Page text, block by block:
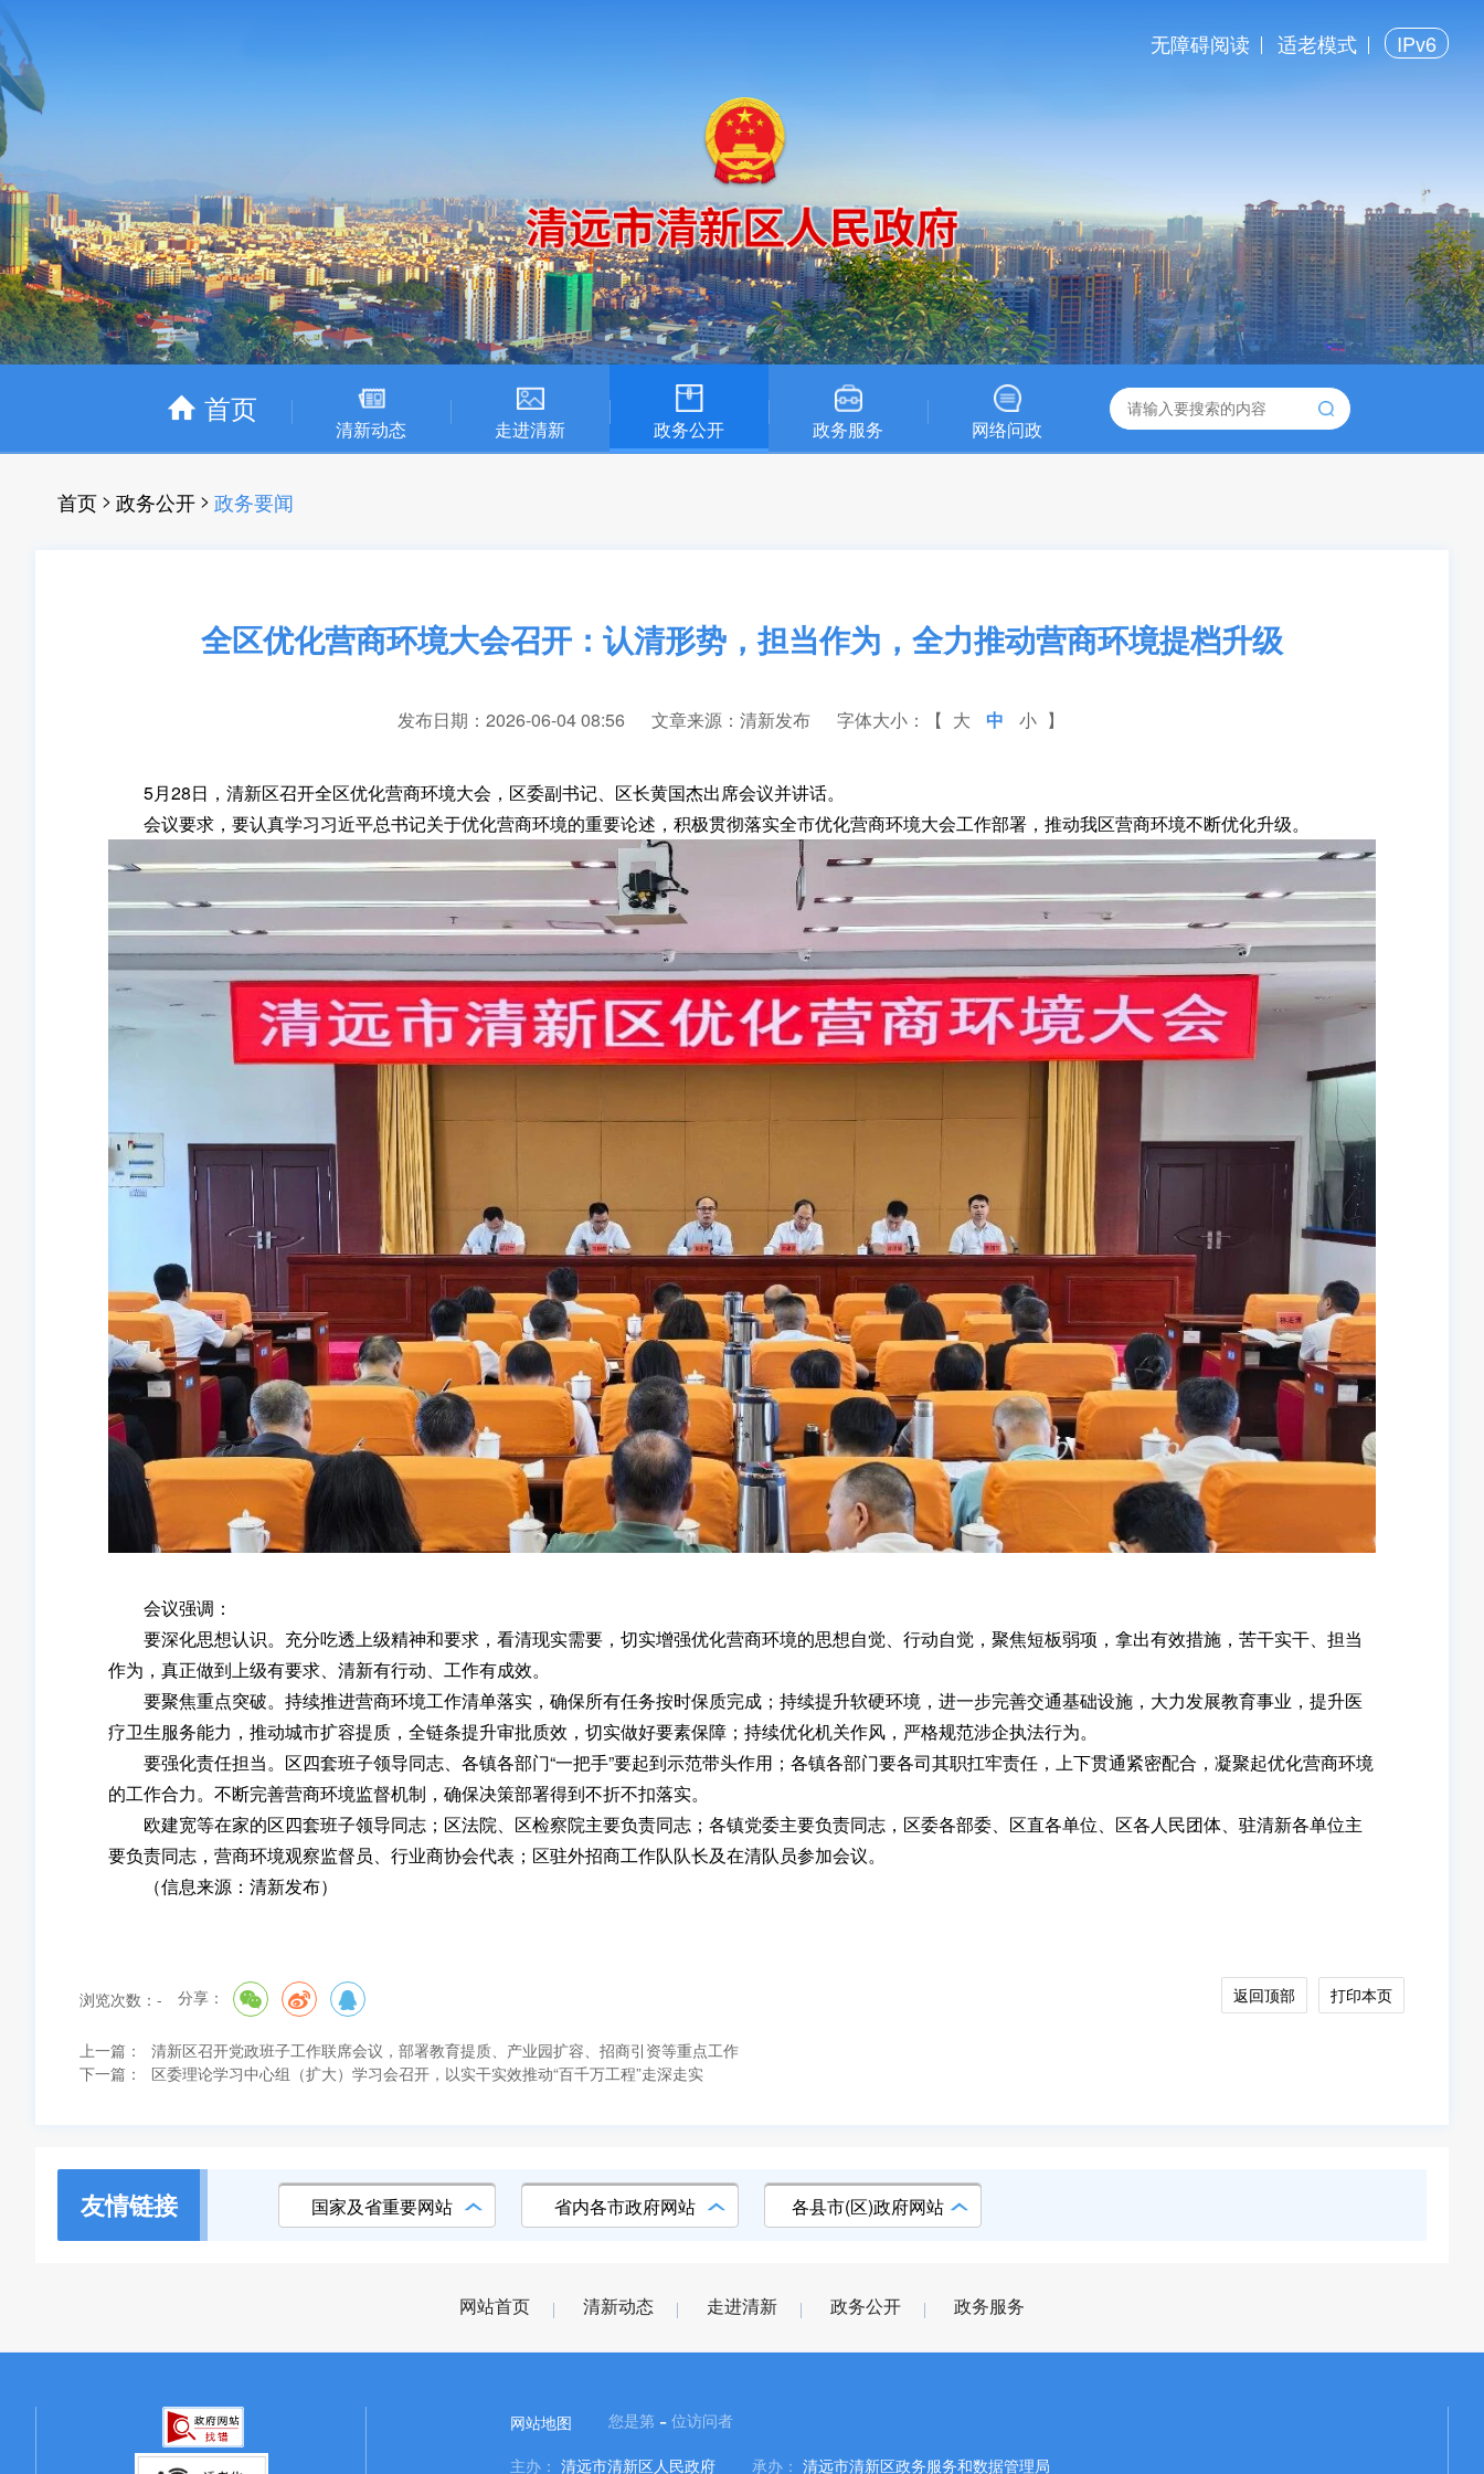
无障碍阅读 适老模式 IPv6
首页
清新动态 走进清新 政务公开 政务服务 网络问政
首页 > 政务公开 > 政务要闻
全区优化营商环境大会召开：认清形势，担当作为，全力推动营商环境提档升级
发布日期：2026-06-04 08:56 文章来源：清新发布 字体大小：【 大 中 小 】
5月28日，清新区召开全区优化营商环境大会，区委副书记、区长黄国杰出席会议并讲话。
会议要求，要认真学习习近平总书记关于优化营商环境的重要论述，积极贯彻落实全市优化营商环境大会工作部署，推动我区营商环境不断优化升级。
会议强调：
要深化思想认识。充分吃透上级精神和要求，看清现实需要，切实增强优化营商环境的思想自觉、行动自觉，聚焦短板弱项，拿出有效措施，苦干实干、担当
作为，真正做到上级有要求、清新有行动、工作有成效。
要聚焦重点突破。持续推进营商环境工作清单落实，确保所有任务按时保质完成；持续提升软硬环境，进一步完善交通基础设施，大力发展教育事业，提升医
疗卫生服务能力，推动城市扩容提质，全链条提升审批质效，切实做好要素保障；持续优化机关作风，严格规范涉企执法行为。
要强化责任担当。区四套班子领导同志、各镇各部门“一把手”要起到示范带头作用；各镇各部门要各司其职扛牢责任，上下贯通紧密配合，凝聚起优化营商环境
的工作合力。不断完善营商环境监督机制，确保决策部署得到不折不扣落实。
欧建宽等在家的区四套班子领导同志；区法院、区检察院主要负责同志；各镇党委主要负责同志，区委各部委、区直各单位、区各人民团体、驻清新各单位主
要负责同志，营商环境观察监督员、行业商协会代表；区驻外招商工作队队长及在清队员参加会议。
（信息来源：清新发布）
浏览次数： - 分享： 返回顶部 打印本页
上一篇：
清新区召开党政班子工作联席会议，部署教育提质、产业园扩容、招商引资等重点工作
下一篇：
区委理论学习中心组（扩大）学习会召开，以实干实效推动“百千万工程”走深走实
友情链接 国家及省重要网站 省内各市政府网站 各县市(区)政府网站
网站首页 清新动态 走进清新 政务公开 政务服务
网站地图 您是第 - 位访问者
主办： 清远市清新区人民政府 承办： 清远市清新区政务服务和数据管理局